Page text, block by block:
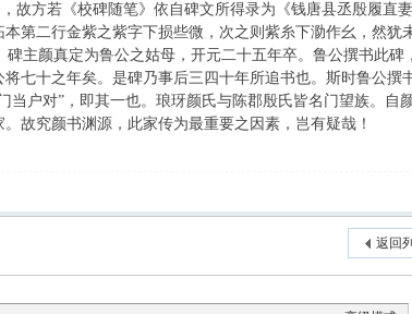
方若《校碑随笔》依自碑文所得录为《钱唐县丞殷履直
二行金紫之紫字下损些微，次之则紫糸下泐作幺，然犹
主颜真定为鲁公之姑母，开元二十五年卒。鲁公撰书此碑
七十之年矣。是碑乃事后三四十年所追书也。斯时鲁公撰
户对”，即其一也。琅玡颜氏与陈郡殷氏皆名门望族。自
故究颜书渊源，此家传为最重要之因素，岂有疑哉！
返回